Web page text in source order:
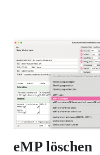
eMP löschen